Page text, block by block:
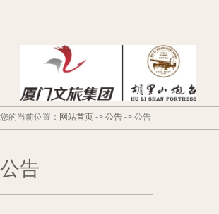
您的当前位置： 网站首页 -> 公告 -> 公告
公告